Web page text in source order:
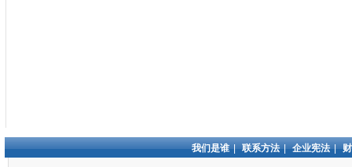
我们是谁 | 联系方法 | 企业宪法 |